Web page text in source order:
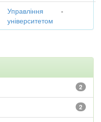
Управління
університетом
-
2
2